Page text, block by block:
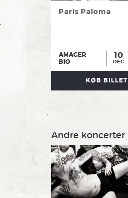
Paris Paloma
AMAGER
BIO
10
DEC
KØB BILLET
Andre koncerter